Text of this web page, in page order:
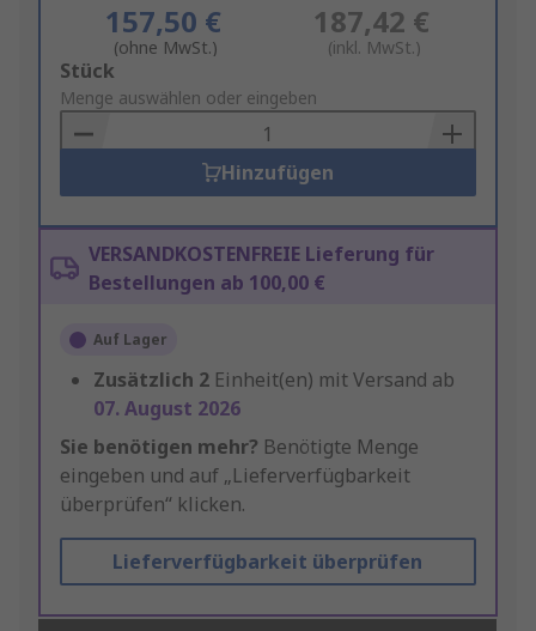
157,50 €
(ohne MwSt.)
187,42 €
(inkl. MwSt.)
Add
to
Basket
Stück
Menge auswählen oder eingeben
Hinzufügen
VERSANDKOSTENFREIE Lieferung für
Bestellungen ab 100,00 €
Auf Lager
Zusätzlich 2 Einheit(en) mit Versand ab
07. August 2026
Sie benötigen mehr? Benötigte Menge
eingeben und auf „Lieferverfügbarkeit
überprüfen“ klicken.
Lieferverfügbarkeit überprüfen